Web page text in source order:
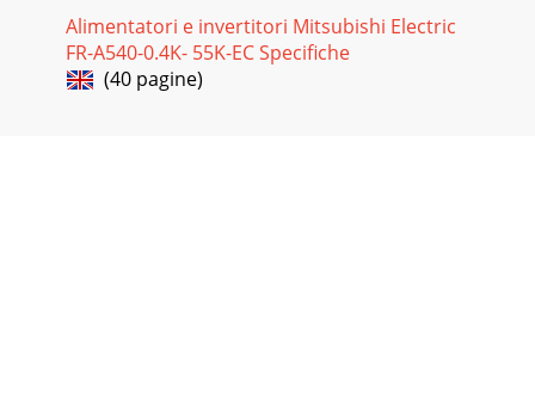
Alimentatori e invertitori Mitsubishi Electric
FR-A540-0.4K- 55K-EC Specifiche
(40 pagine)